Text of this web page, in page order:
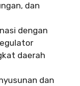
dan
dengan
daerah
dan